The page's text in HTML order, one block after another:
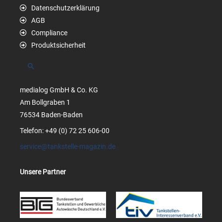
Datenschutzerklärung
AGB
Compliance
Produktsicherheit
Suchen
medialog GmbH & Co. KG
Am Bollgraben 1
76534 Baden-Baden
Telefon: +49 (0) 72 25 606-00
service@tankstelle-magazin.de
Unsere Partner